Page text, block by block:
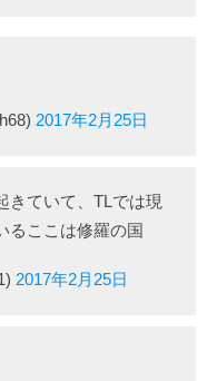
2017年2月25日
きていて、TLでは現
るここは修羅の国
2017年2月25日